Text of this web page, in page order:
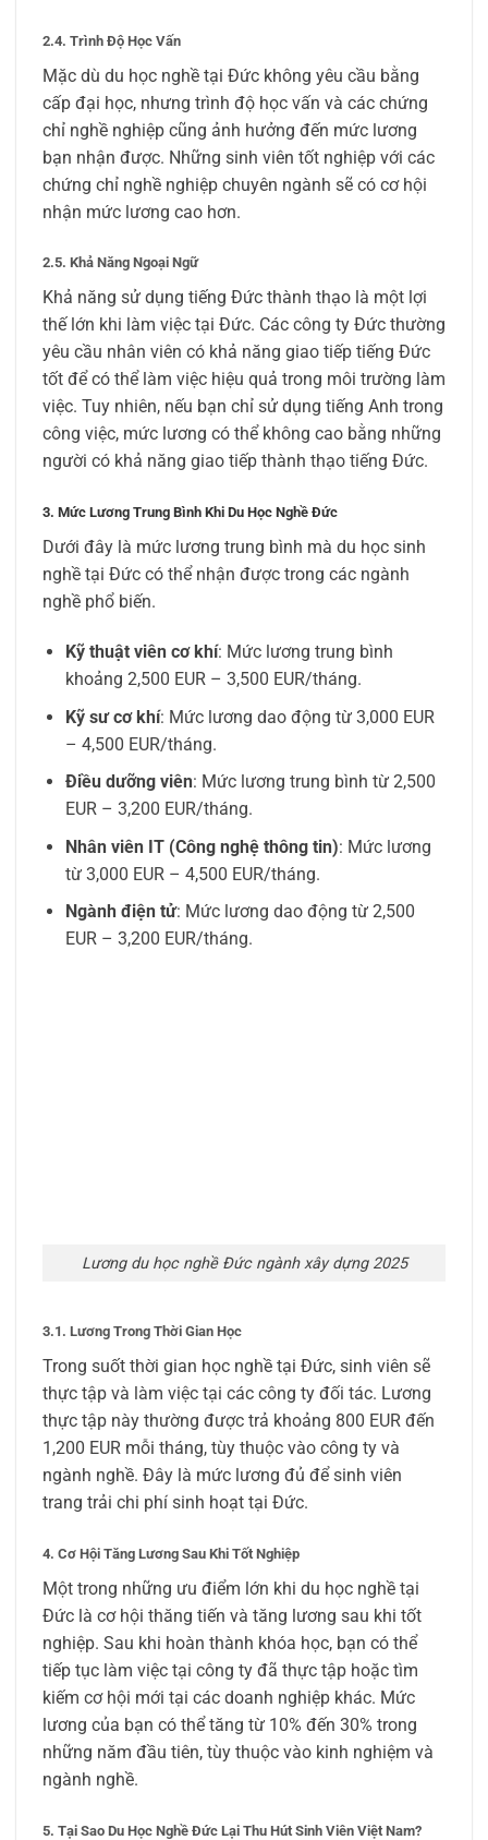
2.4. Trình Độ Học Vấn
Mặc dù du học nghề tại Đức không yêu cầu bằng
cấp đại học, nhưng trình độ học vấn và các chứng
chỉ nghề nghiệp cũng ảnh hưởng đến mức lương
bạn nhận được. Những sinh viên tốt nghiệp với các
chứng chỉ nghề nghiệp chuyên ngành sẽ có cơ hội
nhận mức lương cao hơn.
2.5. Khả Năng Ngoại Ngữ
Khả năng sử dụng tiếng Đức thành thạo là một lợi
thế lớn khi làm việc tại Đức. Các công ty Đức thường
yêu cầu nhân viên có khả năng giao tiếp tiếng Đức
tốt để có thể làm việc hiệu quả trong môi trường làm
việc. Tuy nhiên, nếu bạn chỉ sử dụng tiếng Anh trong
công việc, mức lương có thể không cao bằng những
người có khả năng giao tiếp thành thạo tiếng Đức.
3. Mức Lương Trung Bình Khi Du Học Nghề Đức
Dưới đây là mức lương trung bình mà du học sinh
nghề tại Đức có thể nhận được trong các ngành
nghề phổ biến.
Kỹ thuật viên cơ khí: Mức lương trung bình
khoảng 2,500 EUR – 3,500 EUR/tháng.
Kỹ sư cơ khí: Mức lương dao động từ 3,000 EUR
– 4,500 EUR/tháng.
Điều dưỡng viên: Mức lương trung bình từ 2,500
EUR – 3,200 EUR/tháng.
Nhân viên IT (Công nghệ thông tin): Mức lương
từ 3,000 EUR – 4,500 EUR/tháng.
Ngành điện tử: Mức lương dao động từ 2,500
EUR – 3,200 EUR/tháng.
Lương du học nghề Đức ngành xây dựng 2025
3.1. Lương Trong Thời Gian Học
Trong suốt thời gian học nghề tại Đức, sinh viên sẽ
thực tập và làm việc tại các công ty đối tác. Lương
thực tập này thường được trả khoảng 800 EUR đến
1,200 EUR mỗi tháng, tùy thuộc vào công ty và
ngành nghề. Đây là mức lương đủ để sinh viên
trang trải chi phí sinh hoạt tại Đức.
4. Cơ Hội Tăng Lương Sau Khi Tốt Nghiệp
Một trong những ưu điểm lớn khi du học nghề tại
Đức là cơ hội thăng tiến và tăng lương sau khi tốt
nghiệp. Sau khi hoàn thành khóa học, bạn có thể
tiếp tục làm việc tại công ty đã thực tập hoặc tìm
kiếm cơ hội mới tại các doanh nghiệp khác. Mức
lương của bạn có thể tăng từ 10% đến 30% trong
những năm đầu tiên, tùy thuộc vào kinh nghiệm và
ngành nghề.
5. Tại Sao Du Học Nghề Đức Lại Thu Hút Sinh Viên Việt Nam?